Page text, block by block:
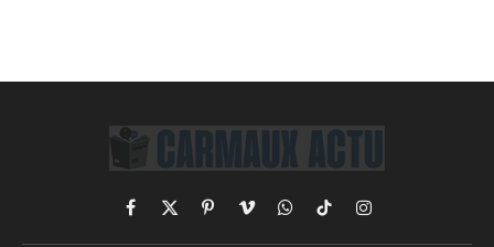
Facebook
X
(Twitter)
PinterestVimeoWhatsApp
TikTokInstagram